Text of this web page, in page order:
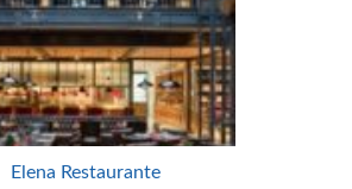
Elena Restaurante